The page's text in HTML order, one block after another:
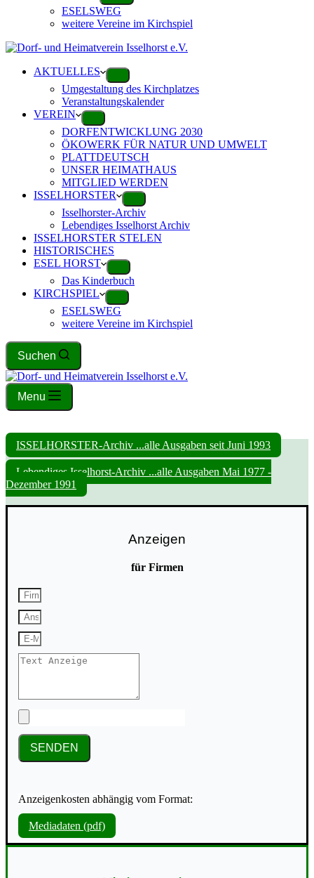
ESELSWEG
weitere Vereine im Kirchspiel
AKTUELLES
Umgestaltung des Kirchplatzes
Veranstaltungskalender
VEREIN
DORFENTWICKLUNG 2030
ÖKOWERK FÜR NATUR UND UMWELT
PLATTDEUTSCH
UNSER HEIMATHAUS
MITGLIED WERDEN
ISSELHORSTER
Isselhorster-Archiv
Lebendiges Isselhorst Archiv
ISSELHORSTER STELEN
HISTORISCHES
ESEL HORST
Das Kinderbuch
KIRCHSPIEL
ESELSWEG
weitere Vereine im Kirchspiel
Suchen
Menu
ISSELHORSTER-Archiv ...alle Ausgaben seit Juni 1993
Lebendiges Isselhorst-Archiv ...alle Ausgaben Mai 1977 -
Dezember 1991
Anzeigen
für Firmen
SENDEN
Anzeigenkosten abhängig vom Format:
Mediadaten (pdf)